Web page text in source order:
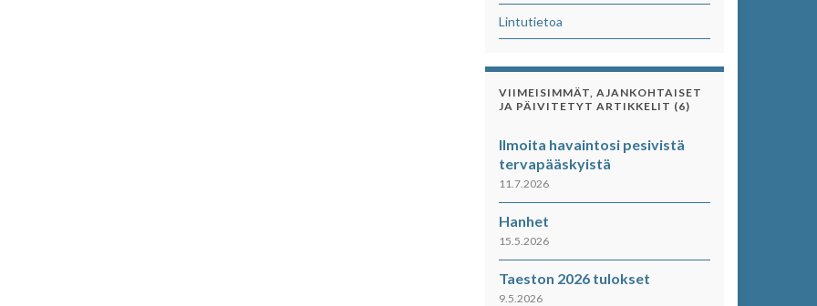
Lintutietoa
VIIMEISIMMÄT, AJANKOHTAISET
JA PÄIVITETYT ARTIKKELIT (6)
Ilmoita havaintosi pesivistä
tervapääskyistä
11.7.2026
Hanhet
15.5.2026
Taeston 2026 tulokset
9.5.2026